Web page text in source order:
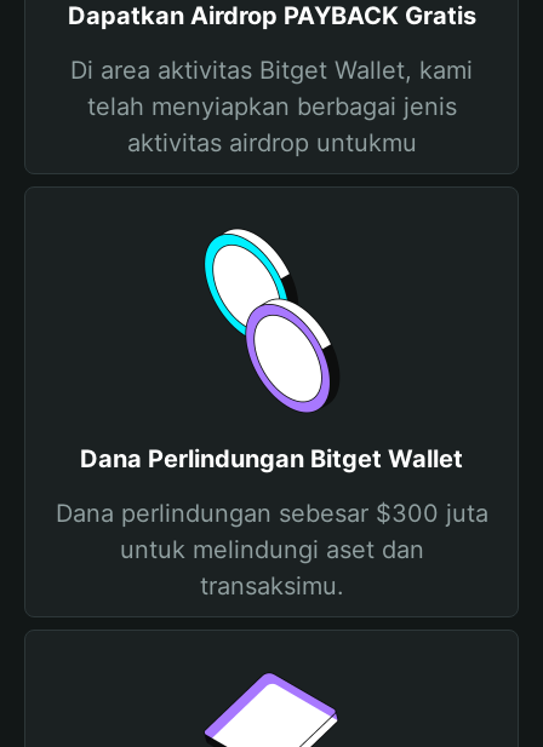
Dapatkan Airdrop PAYBACK Gratis
Di area aktivitas Bitget Wallet, kami
telah menyiapkan berbagai jenis
aktivitas airdrop untukmu
Dana Perlindungan Bitget Wallet
Dana perlindungan sebesar $300 juta
untuk melindungi aset dan
transaksimu.